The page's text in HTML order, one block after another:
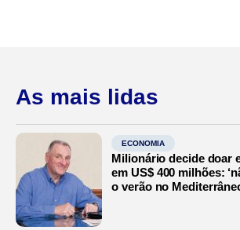
As mais lidas
ECONOMIA
Milionário decide doar
em US$ 400 milhões:
o verão no